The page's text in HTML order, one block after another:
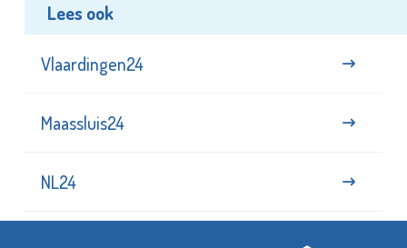
Lees ook
Vlaardingen24
Maassluis24
NL24